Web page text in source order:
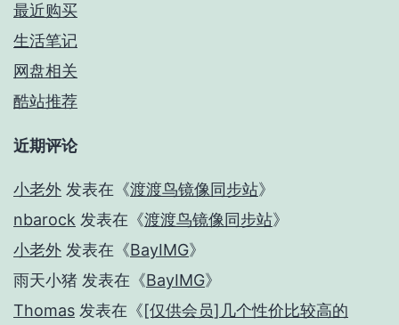
最近购买
生活笔记
网盘相关
酷站推荐
近期评论
小老外 发表在《渡渡鸟镜像同步站》
nbarock 发表在《渡渡鸟镜像同步站》
小老外 发表在《BayIMG》
雨天小猪 发表在《BayIMG》
Thomas 发表在《[仅供会员]几个性价比较高的